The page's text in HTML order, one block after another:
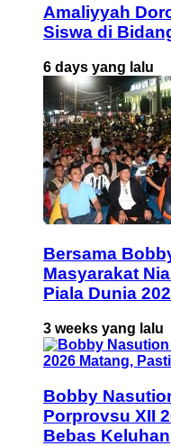
Amaliyyah
Siswa di
6 days yang lalu
Bersama
Masyarakat
Piala Dunia
3 weeks yang lalu
Bobby
Porprovsu XII
Bebas Keluhan